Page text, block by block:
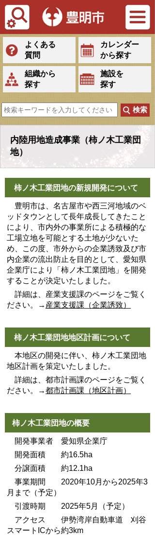
Tiếng Việt
よくある
質問
カレンダー
から探す
組織から
探す
施設を
探す
内陸用地造成事業（柿ノ木工業団
地）
柿ノ木工業団地の新規開発について
豊明市は、名古屋市や西三河地域のベ
ッドタウンとして長年成長してきたこと
により、市内外の事業所による積極的な
工場立地を可能とする土地が少ないた
め、この度、市外からの企業誘致及び市
内企業の流出防止を目的として、愛知県
企業庁により「柿ノ木工業団地」を開発
することが決定いたしました。
詳細は、産業支援課のページをご覧く
ださい。→ 産業支援課（企業誘致）
柿ノ木工業団地地区計画について
本地区の開発に伴い、柿ノ木工業団地
地区計画を策定いたしました。
詳細は、都市計画課のページをご覧く
ださい。→都市計画課（地区計画）
柿ノ木工業団地の概要
開発事業者 愛知県企業庁
開発面積 約16.5ha
分譲面積 約12.1ha
事業期間 2020年10月から2025年3
月まで（予定）
引渡時期 2025年5月（予定）
アクセス 伊勢湾岸自動車道 刈谷
スマートICから約3km